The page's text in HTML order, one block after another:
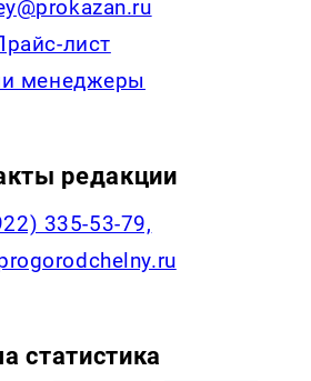
лист
менеджеры
редакции
335-53-79,
статистика